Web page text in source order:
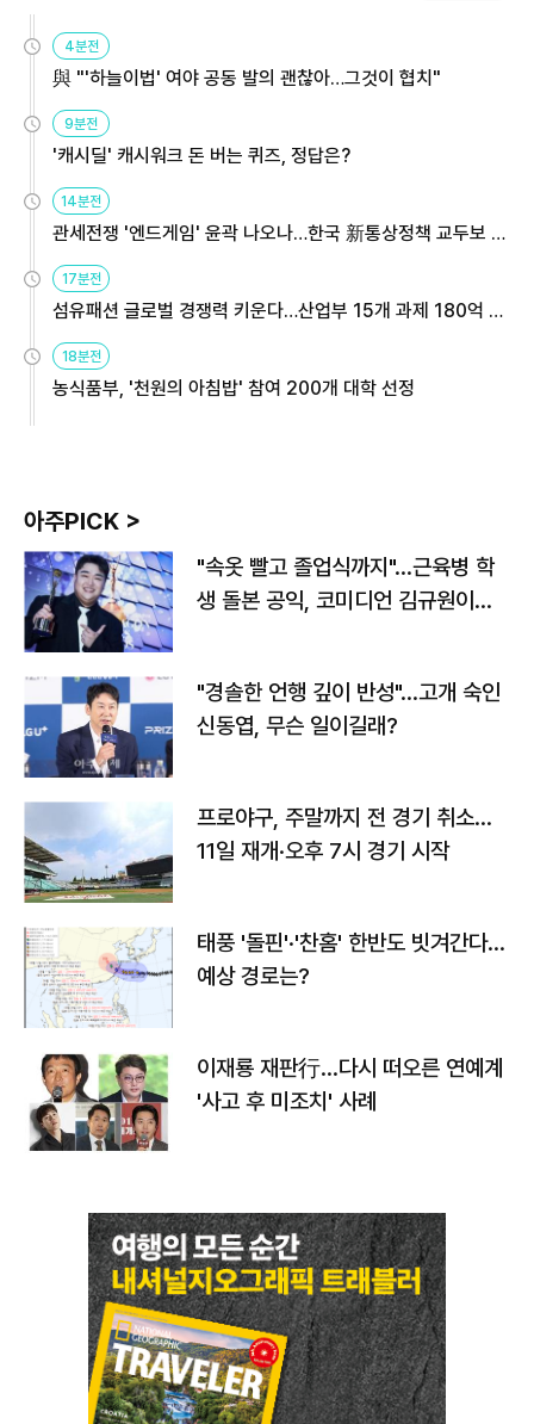
4분전
與 "'하늘이법' 여야 공동 발의 괜찮아…그것이 협치"
9분전
'캐시딜' 캐시워크 돈 버는 퀴즈, 정답은?
14분전
관세전쟁 '엔드게임' 윤곽 나오나…한국 新통상정책 교두보 활
용해야
17분전
섬유패션 글로벌 경쟁력 키운다…산업부 15개 과제 180억 지
원
18분전
농식품부, '천원의 아침밥' 참여 200개 대학 선정
아주PICK >
"속옷 빨고 졸업식까지"…근육병 학
생 돌본 공익, 코미디언 김규원이었
"경솔한 언행 깊이 반성"…고개 숙인
신동엽, 무슨 일이길래?
프로야구, 주말까지 전 경기 취소…
11일 재개·오후 7시 경기 시작
태풍 '돌핀'·'찬홈' 한반도 빗겨간다…
예상 경로는?
이재룡 재판行…다시 떠오른 연예계
'사고 후 미조치' 사례